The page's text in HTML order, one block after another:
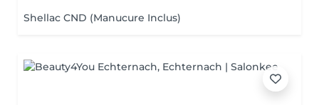
Shellac CND (Manucure Inclus)